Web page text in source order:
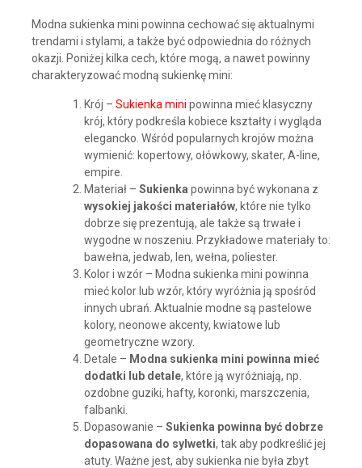
Modna sukienka mini powinna cechować się aktualnymi
trendami i stylami, a także być odpowiednia do różnych
okazji. Poniżej kilka cech, które mogą, a nawet powinny
charakteryzować modną sukienkę mini:
Krój – Sukienka mini powinna mieć klasyczny
krój, który podkreśla kobiece kształty i wygląda
elegancko. Wśród popularnych krojów można
wymienić: kopertowy, ołówkowy, skater, A-line,
empire.
Materiał – Sukienka powinna być wykonana z
wysokiej jakości materiałów, które nie tylko
dobrze się prezentują, ale także są trwałe i
wygodne w noszeniu. Przykładowe materiały to:
bawełna, jedwab, len, wełna, poliester.
Kolor i wzór – Modna sukienka mini powinna
mieć kolor lub wzór, który wyróżnia ją spośród
innych ubrań. Aktualnie modne są pastelowe
kolory, neonowe akcenty, kwiatowe lub
geometryczne wzory.
Detale – Modna sukienka mini powinna mieć
dodatki lub detale, które ją wyróżniają, np.
ozdobne guziki, hafty, koronki, marszczenia,
falbanki.
Dopasowanie – Sukienka powinna być dobrze
dopasowana do sylwetki, tak aby podkreślić jej
atuty. Ważne jest, aby sukienka nie była zbyt